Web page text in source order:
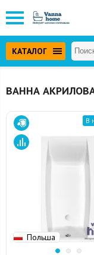
КАТАЛОГ
ВАННА
Польша
В